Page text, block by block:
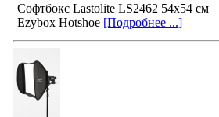
Софтбокс Lastolite LS2462 54х54 см
Ezybox Hotshoe [Подробнее ...]